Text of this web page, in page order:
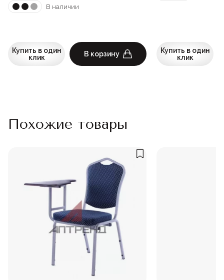
В наличии
Купить в один
клик
В корзину
Купить в один
клик
Похожие товары